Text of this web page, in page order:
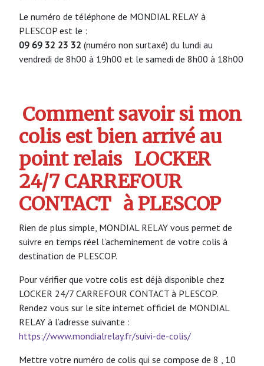
Le numéro de téléphone de MONDIAL RELAY à
PLESCOP est le :
09 69 32 23 32 (numéro non surtaxé) du lundi au
vendredi de 8h00 à 19h00 et le samedi de 8h00 à 18h00
Comment savoir si mon
colis est bien arrivé au
point relais LOCKER
24/7 CARREFOUR
CONTACT à PLESCOP
Rien de plus simple, MONDIAL RELAY vous permet de
suivre en temps réel l’acheminement de votre colis à
destination de PLESCOP.
Pour vérifier que votre colis est déjà disponible chez
LOCKER 24/7 CARREFOUR CONTACT à PLESCOP.
Rendez vous sur le site internet officiel de MONDIAL
RELAY à l’adresse suivante :
https://www.mondialrelay.fr/suivi-de-colis/
Mettre votre numéro de colis qui se compose de 8 , 10